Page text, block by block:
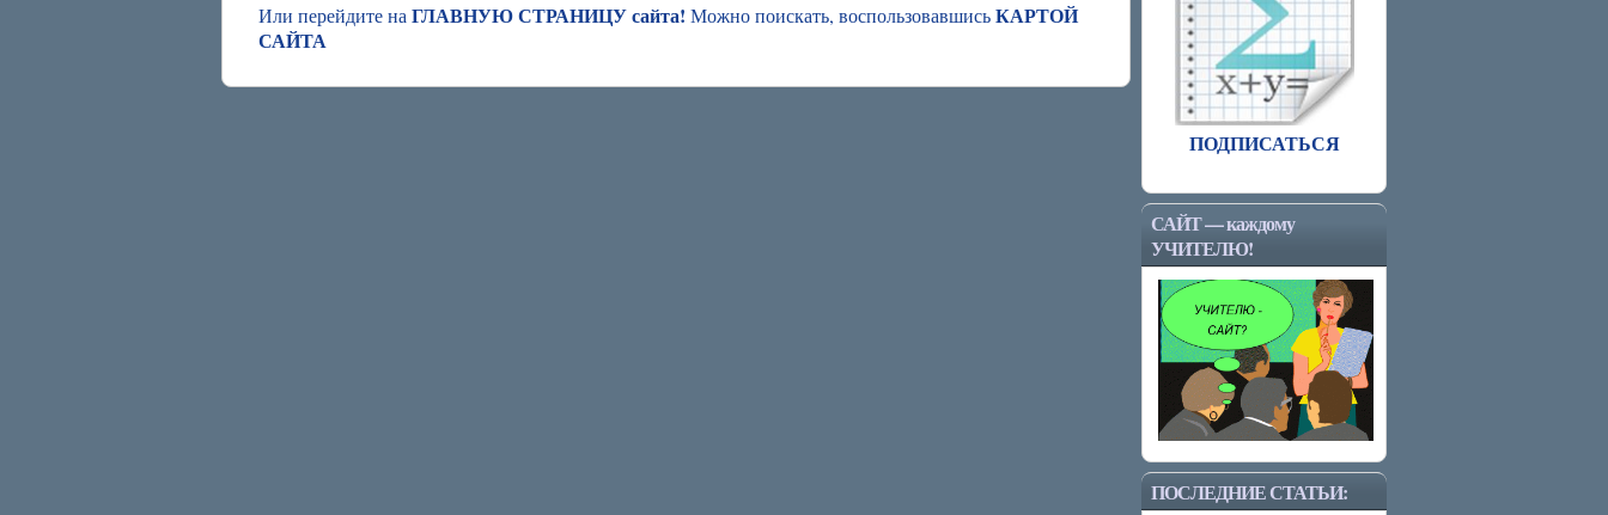
Или перейдите на ГЛАВНУЮ СТРАНИЦУ сайта! Можно поискать, воспользовавшисьКАРТОЙ
САЙТА
ПОДПИСАТЬСЯ
САЙТ — каждому
УЧИТЕЛЮ!
ПОСЛЕДНИЕ СТАТЬИ: